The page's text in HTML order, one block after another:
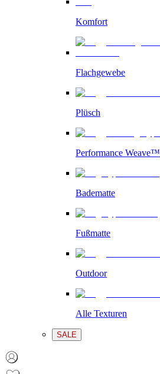
Komfort
Flachgewebe
Plüsch
Performance Weave™
Badematte
Fußmatte
Outdoor
Alle Texturen
SALE